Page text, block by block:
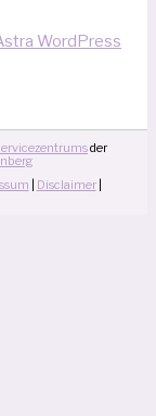
WordPress
der
Disclaimer|